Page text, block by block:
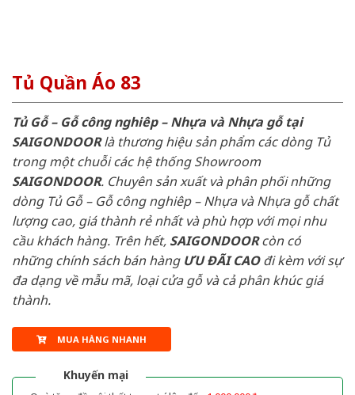
Tủ Quần Áo 83
Tủ Gỗ – Gỗ công nghiêp – Nhựa và Nhựa gỗ tại
SAIGONDOORlà thương hiệu sản phẩm các dòng Tủ
trong một chuỗi các hệ thống Showroom
SAIGONDOOR. Chuyên sản xuất và phân phối những
dòng Tủ Gỗ – Gỗ công nghiêp – Nhựa và Nhựa gỗ chất
lượng cao, giá thành rẻ nhất và phù hợp với mọi nhu
cầu khách hàng. Trên hết, SAIGONDOORcòn có
những chính sách bán hàng ƯU ĐÃI CAOđi kèm với sự
đa dạng về mẫu mã, loại cửa gỗ và cả phân khúc giá
thành.
MUA HÀNG NHANH
Khuyến mại